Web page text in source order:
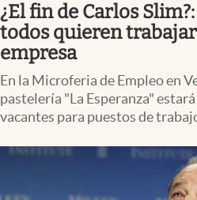
Pc y celular
Vida y estilo
Tv
Clima
Espiritualidad
¿El fin de Carlos
todos quieren
empresa
En la Microferia de Empleo en
pastelería "La Esperanza"
vacantes para puestos de